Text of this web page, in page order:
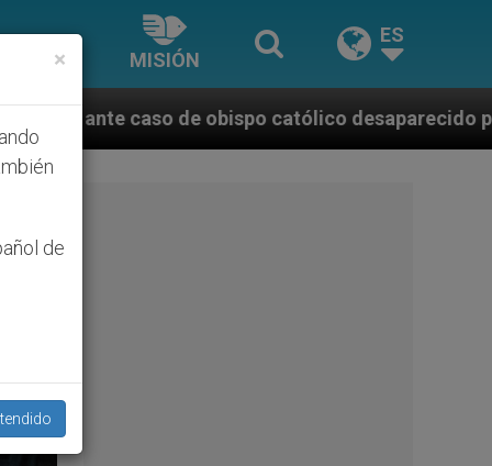
MISIÓN
ES
desaparecido por la dictadura nicaragüense
×
de